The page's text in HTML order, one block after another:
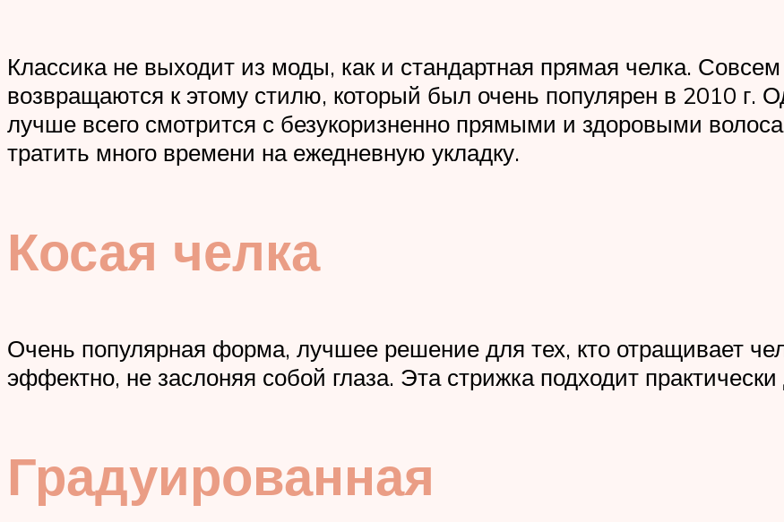
Классика не выходит из моды, как и стандартная прямая челка.
возвращаются к этому стилю, который был очень популярен в 2010 г.
лучше всего смотрится с безукоризненно прямыми и здоровыми
тратить много времени на ежедневную укладку.
Косая челка
Очень популярная форма, лучшее решение для тех, кто отращивает
эффектно, не заслоняя собой глаза. Эта стрижка подходит
Градуированная